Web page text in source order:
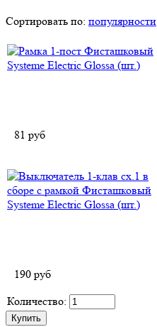
Сортировать по: популярности
81 руб
190 руб
Количество: